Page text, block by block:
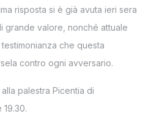
risposta si è già avuta ieri sera
grande valore, nonché attuale
che questa
contro ogni avversario.
palestra Picentia di